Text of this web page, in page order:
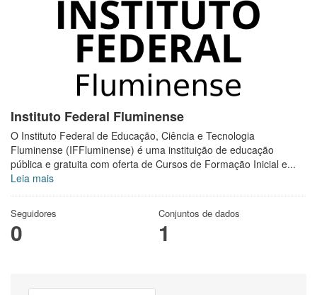
Instituto Federal Fluminense
O Instituto Federal de Educação, Ciência e Tecnologia
Fluminense (IFFluminense) é uma instituição de educação
pública e gratuita com oferta de Cursos de Formação Inicial e...
Leia mais
Seguidores
0
Conjuntos de dados
1